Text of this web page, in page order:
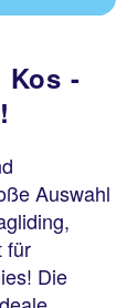
Kos -
Auswahl
für
Die